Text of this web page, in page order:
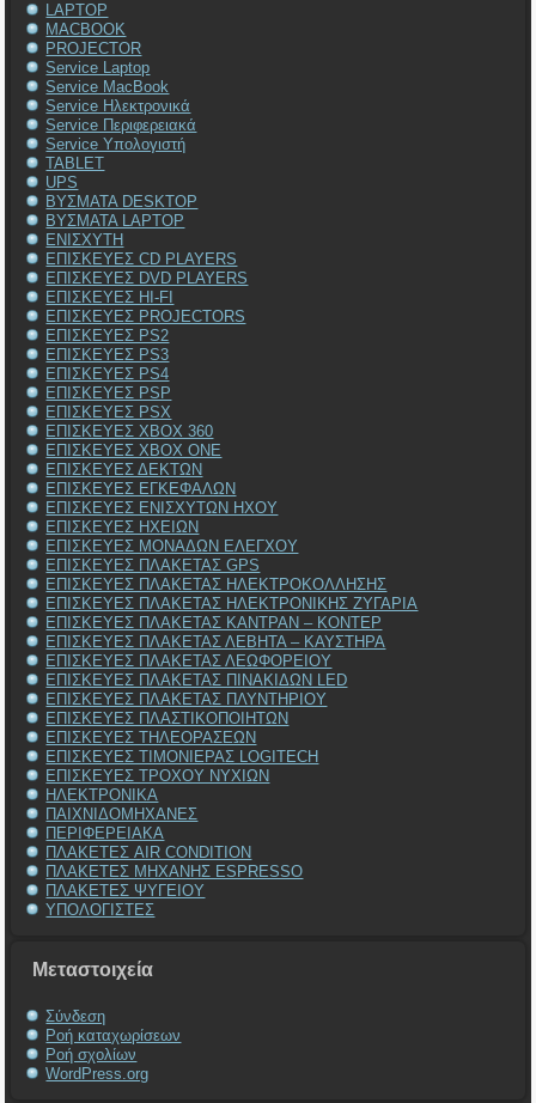
LAPTOP
MACBOOK
PROJECTOR
Service Laptop
Service MacBook
Service Ηλεκτρονικά
Service Περιφερειακά
Service Υπολογιστή
TABLET
UPS
ΒΥΣΜΑΤΑ DESKTOP
ΒΥΣΜΑΤΑ LAPTOP
ΕΝΙΣΧΥΤΗ
ΕΠΙΣΚΕΥΕΣ CD PLAYERS
ΕΠΙΣΚΕΥΕΣ DVD PLAYERS
ΕΠΙΣΚΕΥΕΣ HI-FI
ΕΠΙΣΚΕΥΕΣ PROJECTORS
ΕΠΙΣΚΕΥΕΣ PS2
ΕΠΙΣΚΕΥΕΣ PS3
ΕΠΙΣΚΕΥΕΣ PS4
ΕΠΙΣΚΕΥΕΣ PSP
ΕΠΙΣΚΕΥΕΣ PSX
ΕΠΙΣΚΕΥΕΣ XBOX 360
ΕΠΙΣΚΕΥΕΣ XBOX ONE
ΕΠΙΣΚΕΥΕΣ ΔΕΚΤΩΝ
ΕΠΙΣΚΕΥΕΣ ΕΓΚΕΦΑΛΩΝ
ΕΠΙΣΚΕΥΕΣ ΕΝΙΣΧΥΤΩΝ ΗΧΟΥ
ΕΠΙΣΚΕΥΕΣ ΗΧΕΙΩΝ
ΕΠΙΣΚΕΥΕΣ ΜΟΝΑΔΩΝ ΕΛΕΓΧΟΥ
ΕΠΙΣΚΕΥΕΣ ΠΛΑΚΕΤΑΣ GPS
ΕΠΙΣΚΕΥΕΣ ΠΛΑΚΕΤΑΣ ΗΛΕΚΤΡΟΚΟΛΛΗΣΗΣ
ΕΠΙΣΚΕΥΕΣ ΠΛΑΚΕΤΑΣ ΗΛΕΚΤΡΟΝΙΚΗΣ ΖΥΓΑΡΙΑ
ΕΠΙΣΚΕΥΕΣ ΠΛΑΚΕΤΑΣ ΚΑΝΤΡΑΝ – ΚΟΝΤΕΡ
ΕΠΙΣΚΕΥΕΣ ΠΛΑΚΕΤΑΣ ΛΕΒΗΤΑ – ΚΑΥΣΤΗΡΑ
ΕΠΙΣΚΕΥΕΣ ΠΛΑΚΕΤΑΣ ΛΕΩΦΟΡΕΙΟΥ
ΕΠΙΣΚΕΥΕΣ ΠΛΑΚΕΤΑΣ ΠΙΝΑΚΙΔΩΝ LED
ΕΠΙΣΚΕΥΕΣ ΠΛΑΚΕΤΑΣ ΠΛΥΝΤΗΡΙΟΥ
ΕΠΙΣΚΕΥΕΣ ΠΛΑΣΤΙΚΟΠΟΙΗΤΩΝ
ΕΠΙΣΚΕΥΕΣ ΤΗΛΕΟΡΑΣΕΩΝ
ΕΠΙΣΚΕΥΕΣ ΤΙΜΟΝΙΕΡΑΣ LOGITECH
ΕΠΙΣΚΕΥΕΣ ΤΡΟΧΟΥ ΝΥΧΙΩΝ
ΗΛΕΚΤΡΟΝΙΚΑ
ΠΑΙΧΝΙΔΟΜΗΧΑΝΕΣ
ΠΕΡΙΦΕΡΕΙΑΚΑ
ΠΛΑΚΕΤΕΣ AIR CONDITION
ΠΛΑΚΕΤΕΣ ΜΗΧΑΝΗΣ ESPRESSO
ΠΛΑΚΕΤΕΣ ΨΥΓΕΙΟΥ
ΥΠΟΛΟΓΙΣΤΕΣ
Μεταστοιχεία
Σύνδεση
Ροή καταχωρίσεων
Ροή σχολίων
WordPress.org